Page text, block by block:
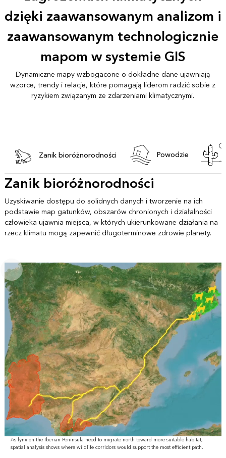
dzięki zaawansowanym analizom i
zaawansowanym technologicznie
mapom w systemie GIS
Dynamiczne mapy wzbogacone o dokładne dane ujawniają
wzorce, trendy i relacje, które pomagają liderom radzić sobie z
ryzykiem związanym ze zdarzeniami klimatycznymi.
Zanik bioróżnorodności Powodzie
Zanik bioróżnorodności
Uzyskiwanie dostępu do solidnych danych i tworzenie na ich
podstawie map gatunków, obszarów chronionych i działalności
człowieka ujawnia miejsca, w których ukierunkowane działania na
rzecz klimatu mogą zapewnić długoterminowe zdrowie planety.
As lynx on the Iberian Peninsula need to migrate north toward more suitable habitat,
spatial analysis shows where wildlife corridors would support the most efficient path.